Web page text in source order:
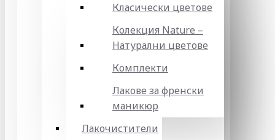
Класически цветове
Колекция Nature –
Натурални цветове
Комплекти
Лакове за френски
маникюр
Лакочистители